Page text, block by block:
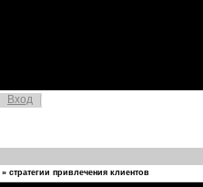
Вход
» стратегии привлечения клиентов